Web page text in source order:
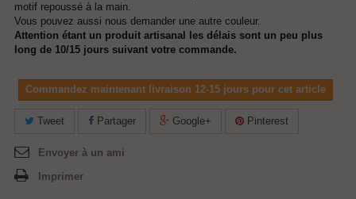
motif repoussé à la main.
Vous pouvez aussi nous demander une autre couleur.
Attention étant un produit artisanal les délais sont un peu plus
long de 10/15 jours suivant votre commande.
Commandez maintenant livraison 12-15 jours pour cet article
Tweet Partager Google+ Pinterest
Envoyer à un ami
Imprimer